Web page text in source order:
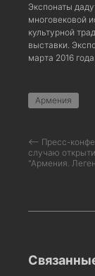
Экспонаты
многовековой
культурной
выставки.
марта 2016 года.
Армения
⟵ Пресс-
случаю
"Армения.